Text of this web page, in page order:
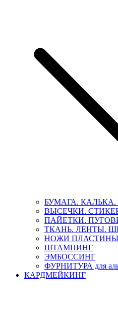
БУМАГА.
ВЫСЕЧКИ.
ПАЙЕТКИ.
ТКАНЬ. ЛЕНТЫ.
НОЖИ ПЛАСТИНЫ
ШТАМПИНГ
ЭМБОССИНГ
ФУРНИТУРА для
КАРДМЕЙКИНГ